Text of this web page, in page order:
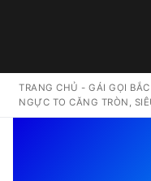
TRANG CHỦ -GÁI GỌI
NGỰC TO CĂNG TRÒN,